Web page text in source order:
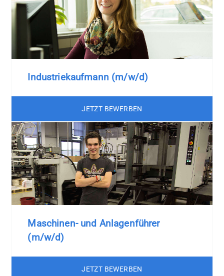
Industriekaufmann (m/w/d)
JETZT BEWERBEN
Maschinen- und Anlagenführer
(m/w/d)
JETZT BEWERBEN